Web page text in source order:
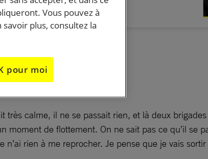
très calme, il ne se passait rien, et là deux
de flottement. On ne sait pas ce qu’il se
rien à me reprocher. Je pense que je vais
Vous pouvez à
plus, consultez la
pour moi